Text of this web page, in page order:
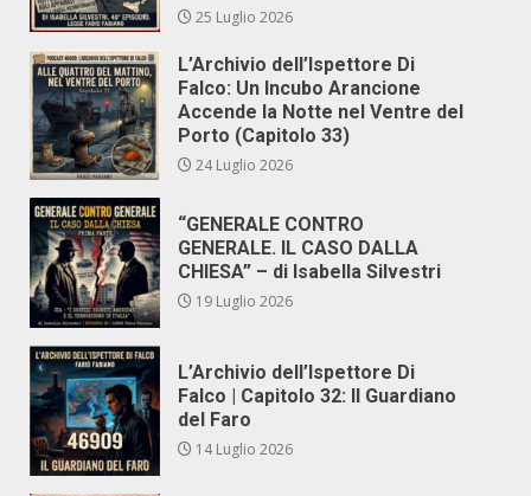
25 Luglio 2026
L’Archivio dell’Ispettore Di
Falco: Un Incubo Arancione
Accende la Notte nel Ventre del
Porto (Capitolo 33)
24 Luglio 2026
“GENERALE CONTRO
GENERALE. IL CASO DALLA
CHIESA” – di Isabella Silvestri
19 Luglio 2026
L’Archivio dell’Ispettore Di
Falco | Capitolo 32: Il Guardiano
del Faro
14 Luglio 2026